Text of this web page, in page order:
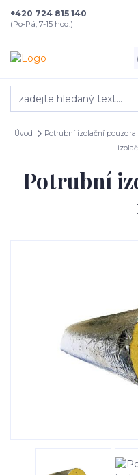
+420 724 815 140
(Po-Pá, 7-15 hod.)
Úvod Potrubní izolační pouzdra
Potrubní